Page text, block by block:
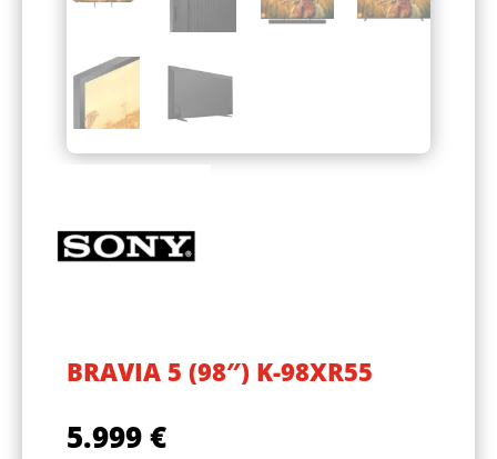
BRAVIA 5 (98″) K-98XR55
5.999€